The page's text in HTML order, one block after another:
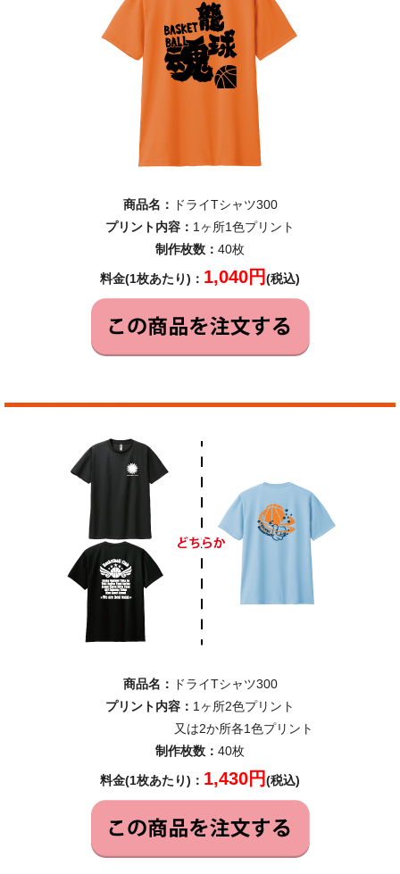
商品名：
ドライTシャツ300
プリント内容： 1ヶ所1色プリント
制作枚数： 40枚
料金(1枚あたり)： 1,040円(税込)
商品名：
ドライTシャツ300
プリント内容： 1ヶ所2色プリント
又は2か所各1色プリント
制作枚数： 40枚
料金(1枚あたり)： 1,430円(税込)